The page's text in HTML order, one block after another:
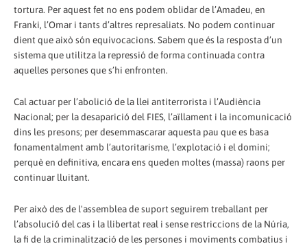
tortura. Per aquest fet no ens podem oblidar de l’Amadeu, en
Franki, l’Omar i tants d’altres represaliats. No podem continuar
dient que això són equivocacions. Sabem que és la resposta d’un
sistema que utilitza la repressió de forma continuada contra
aquelles persones que s’hi enfronten.
Cal actuar per l’abolició de la llei antiterrorista i l’Audiència
Nacional; per la desaparició del FIES, l’aïllament i la incomunicació
dins les presons; per desemmascarar aquesta pau que es basa
fonamentalment amb l’autoritarisme, l’explotació i el domini;
perquè en definitiva, encara ens queden moltes (massa) raons per
continuar lluitant.
Per això des de l'assemblea de suport seguirem treballant per
l’absolució del cas i la llibertat real i sense restriccions de la Núria,
la fi de la criminalització de les persones i moviments combatius i